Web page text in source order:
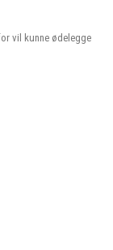
vil kunne ødelegge